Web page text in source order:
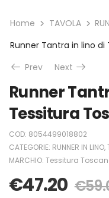
Home TAVOLA
Runner Tantra in lino
Prev
Next
Runner
Tessitura
COD: 8054499018802
CATEGORIE: RUNNER IN LINO,
MARCHIO: Tessitura
€47.20 €